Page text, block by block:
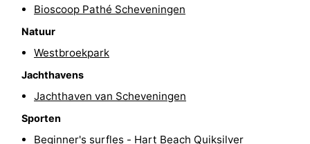
drinken
Praktisch
Route
Parkeren
Reisboekenwinkel
Bioscoop Pathé Scheveningen
Natuur
Westbroekpark
Jachthavens
Jachthaven van Scheveningen
Sporten
Beginner's surfles - Hart Beach Quiksilver